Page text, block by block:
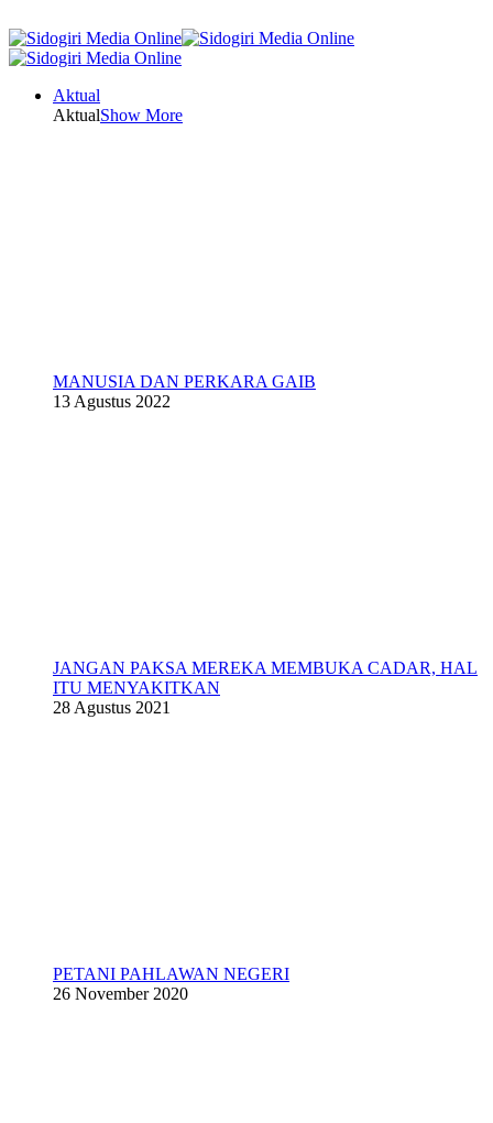
Aktual
AktualShow More
MANUSIA DAN PERKARA GAIB
13 Agustus 2022
JANGAN PAKSA MEREKA MEMBUKA CADAR, HAL
ITU MENYAKITKAN
28 Agustus 2021
PETANI PAHLAWAN NEGERI
26 November 2020